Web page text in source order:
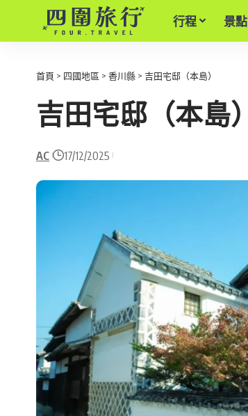
行程 景點
首頁 > 四國地區 > 香川縣 > 吉田宅邸（本島）
吉田宅邸（本島）
AC 17/12/2025